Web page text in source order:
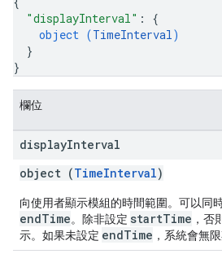
"displayInterval" : {
object (TimeInterval)
}
}
欄位
displayInterval
object (TimeInterval)
向使用者顯示模組的時間範圍。可以同
endTime。除非設定 startTime ，否
示。如果未設定 endTime ，系統會無